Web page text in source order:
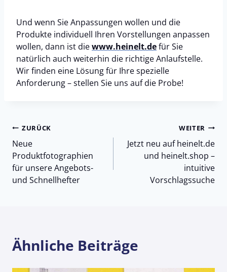
Und wenn Sie Anpassungen wollen und die
Produkte individuell Ihren Vorstellungen anpassen
wollen, dann ist diewww.heinelt.defür Sie
natürlich auch weiterhin die richtige Anlaufstelle.
Wir finden eine Lösung für Ihre spezielle
Anforderung – stellen Sie uns auf die Probe!
Beitragsnavigation
ZURÜCK
Neue
Produktfotographien
für unsere Angebots-
und Schnellhefter
WEITER
Jetzt neu auf heinelt.de
und heinelt.shop –
intuitive
Vorschlagssuche
Ähnliche Beiträge